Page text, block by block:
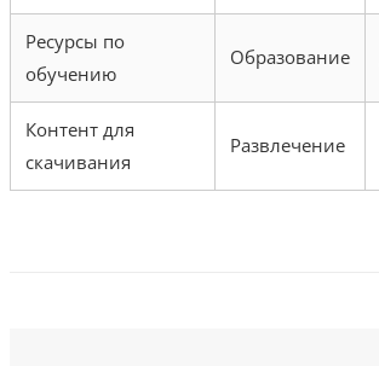
Ресурсы по
обучению
Образование
Контент для
скачивания
Развлечение